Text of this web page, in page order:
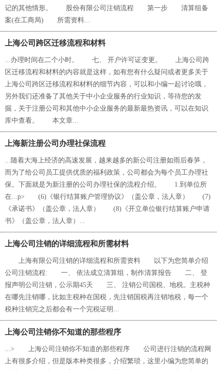
记的其他情形。 股份有限公司注销流程 第一步 清算组备
案(在工商局) 所需资料...
上海公司跨区迁移流程和材料
...办理时间在二个小时。 七、 开户许可证变更。 上海公司跨
区迁移流程和材料的内容就是这样，如有您有什么疑问或者更多关于
上海公司跨区迁移流程和材料的细节内容，可以和小编一起讨论哦，
另外我们还准备了其他关于中小企业服务的行业知识，等待您的发
掘，关于注册公司和其他中小企业服务的最新最热资讯，可以在知识
库中查看。 本文章...
上海新注册公司办理社保流程
...随着大海上经济的高速发展，越来越多的新公司注册如雨后春笋，
而为了给公司员工提供优质的福利政策，公司都会为每个员工办理社
保。下面就是为新注册的公司办理社保的流程介绍。 1.到单位所
在...p> (6)《银行结算账户管理协议》（盖公章，法人章） (7)
《承诺书》（盖公章，法人章） (8)《开立单位银行结算账户申请
书》（盖公章，法人章）...
上海公司注销的详细流程和所需材料
上海有限公司注销的详细流程和所需资料 以下为您简单介绍
公司注销流程: 一、 依法成立清算组，制作清算报告 二、 登
报声明公司注销，公示期45天 三、 注销公司国税、地税。主税种
在哪先注销哪，比如主税种在国税，先注销国税再注销地税，每一个
税种注销完之后都会有一个完税证明...
上海公司注销你不知道的那些程序
...> 上海公司注销你不知道的那些程序 公司进行注销的流程网
上有很多介绍，但是版本种类很多，介绍繁琐，这里小编为您简单的